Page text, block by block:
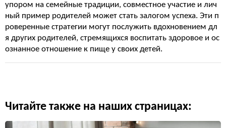
упором на семейные традиции, совместное участие и лич
ный пример родителей может стать залогом успеха. Эти п
роверенные стратегии могут послужить вдохновением дл
я других родителей, стремящихся воспитать здоровое и ос
ознанное отношение к пище у своих детей.
Читайте также на наших страницах: